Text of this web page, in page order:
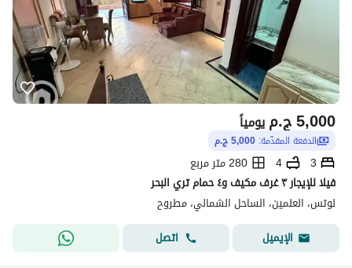
ج.م5,000 يومياً
الدفعة المقدّمة: 5,000 ج.م
3
4
280 متر مربع
فيلا للإيجار ٣ غرف مكيف و٤ حمام تري البحر
لوتس، العلمين، الساحل الشمالي، مطروح
الإيميل
اتصل